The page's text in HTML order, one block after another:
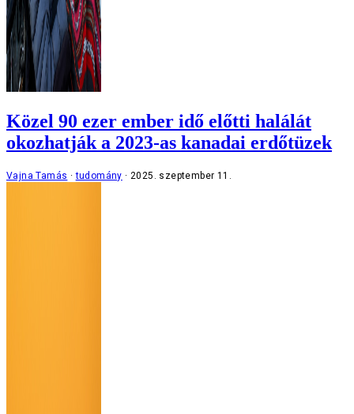
Közel 90 ezer ember idő előtti halálát
okozhatják a 2023-as kanadai erdőtüzek
Vajna Tamás tudomány 2025. szeptember 11.